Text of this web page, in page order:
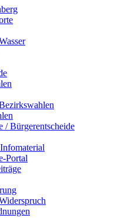
/ Bürgerentscheide
Portal